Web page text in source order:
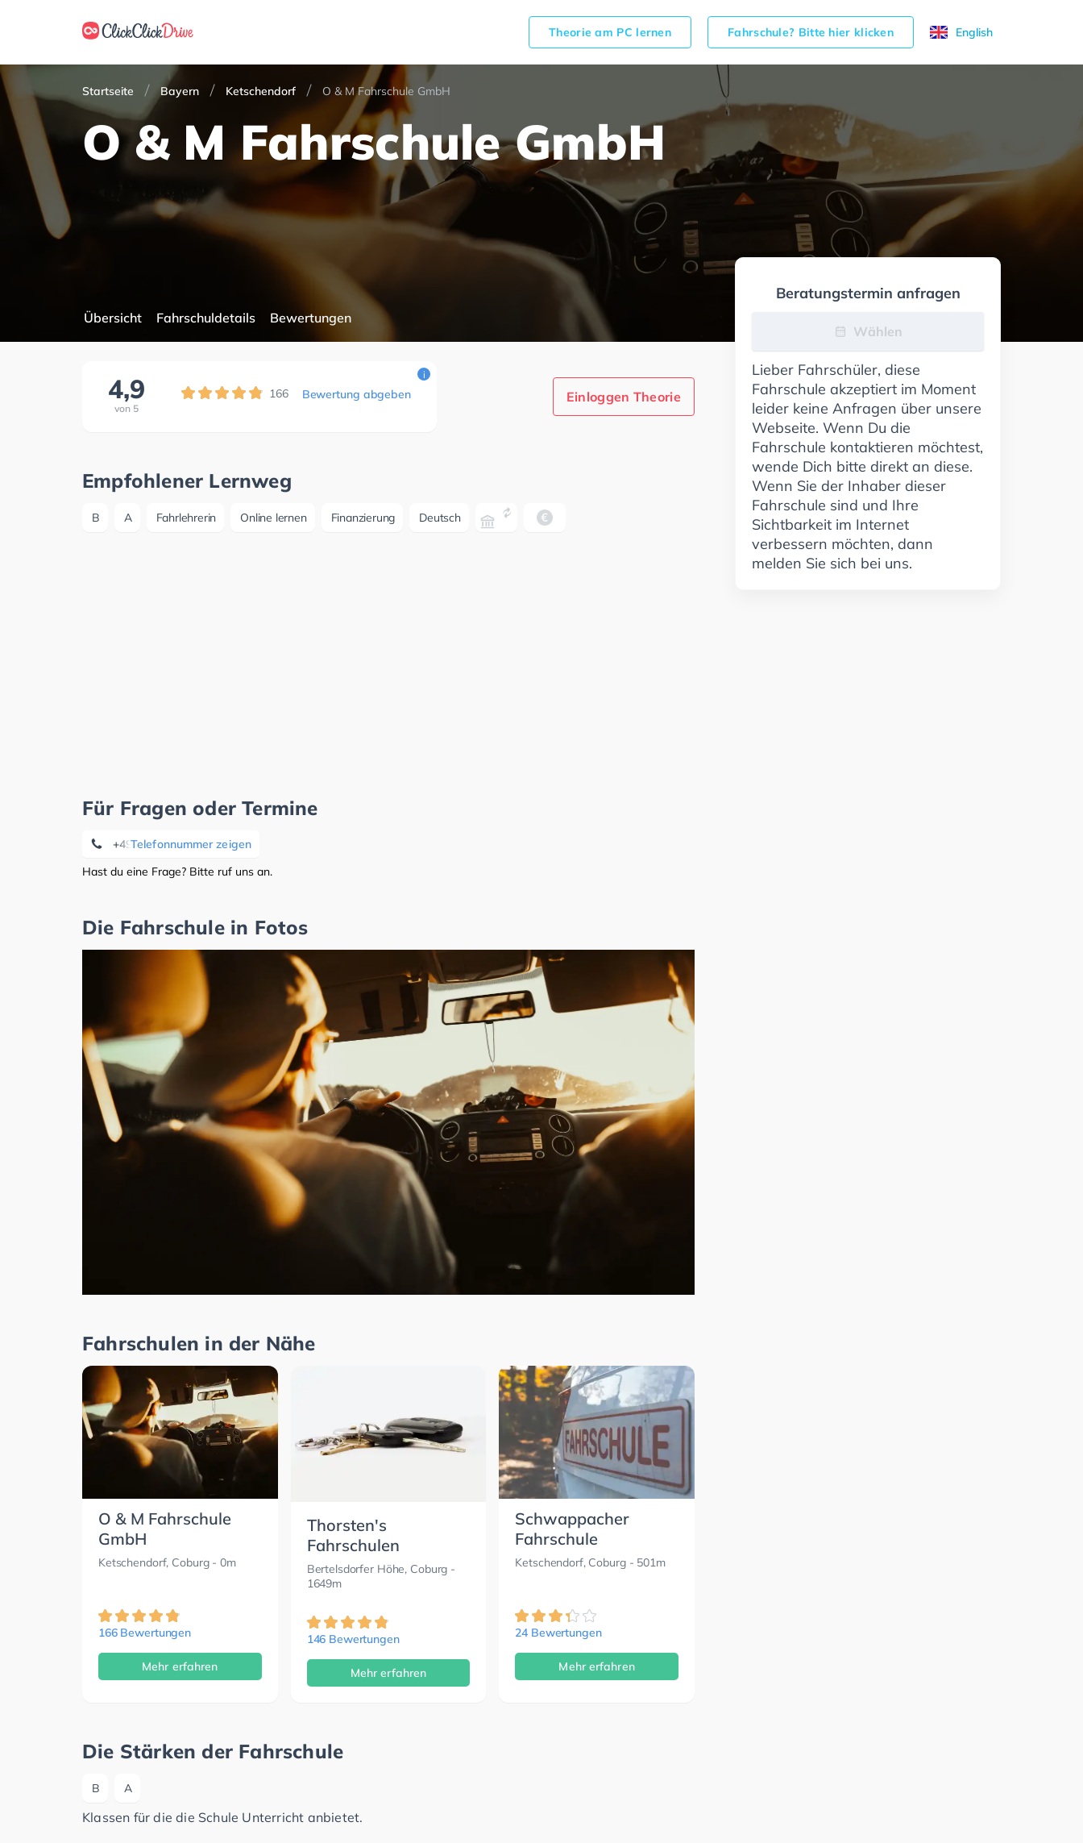
Theorie am PC lernen Fahrschule? Bitte hier klicken English
Startseite Bayern Ketschendorf O & M Fahrschule GmbH
O & M Fahrschule GmbH
Übersicht Fahrschuldetails Bewertungen
4,9
von 5
166 Bewertung abgeben
i
Einloggen Theorie
Empfohlener Lernweg
B A Fahrlehrerin Online lernen Finanzierung Deutsch
Für Fragen oder Termine
Telefonnummer zeigen
+49 9561 6756668
Hast du eine Frage? Bitte ruf uns an.
Die Fahrschule in Fotos
Fahrschulen in der Nähe
O & M Fahrschule
GmbH
Ketschendorf, Coburg- 0m
166 Bewertungen
Mehr erfahren
Thorsten's
Fahrschulen
Bertelsdorfer Höhe, Coburg -
1649m
146 Bewertungen
Mehr erfahren
Schwappacher
Fahrschule
Ketschendorf, Coburg- 501m
24 Bewertungen
Mehr erfahren
Die Stärken der Fahrschule
B A
Klassen für die die Schule Unterricht anbietet.
Beratungstermin anfragen
Wählen
Lieber Fahrschüler, diese
Fahrschule akzeptiert im Moment
leider keine Anfragen über unsere
Webseite. Wenn Du die
Fahrschule kontaktieren möchtest,
wende Dich bitte direkt an diese.
Wenn Sie der Inhaber dieser
Fahrschule sind und Ihre
Sichtbarkeit im Internet
verbessern möchten, dann
melden Sie sich bei uns.